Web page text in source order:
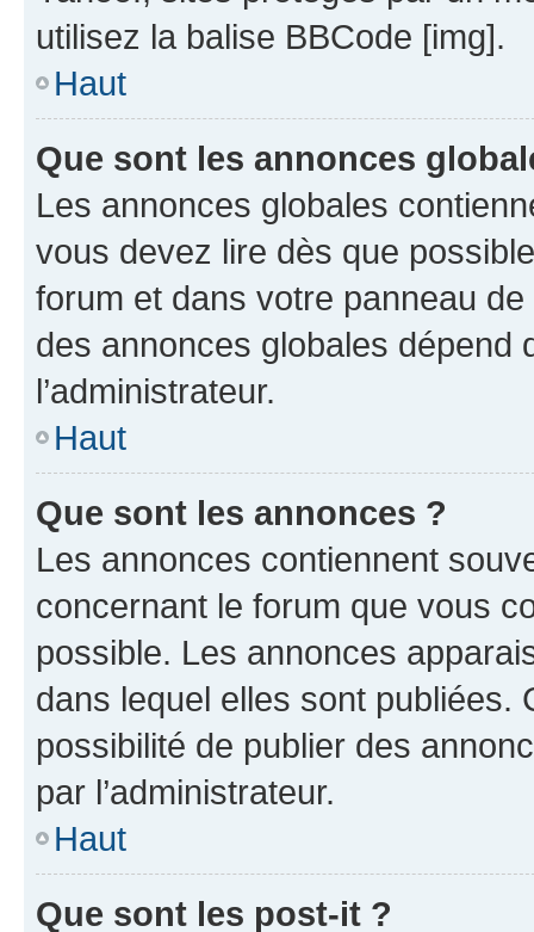
utilisez la balise BBCode [img].
Haut
Que sont les annonces
Les annonces globales
vous devez lire dès que
forum et dans votre panneau
des annonces globales dépend
l’administrateur.
Haut
Que sont les annonces ?
Les annonces contiennent
concernant le forum que vous
possible. Les annonces
dans lequel elles sont publiées.
possibilité de publier des
par l’administrateur.
Haut
Que sont les post-it ?